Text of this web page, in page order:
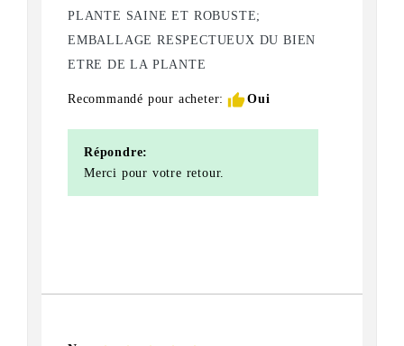
PLANTE SAINE ET ROBUSTE;
EMBALLAGE RESPECTUEUX DU BIEN
ETRE DE LA PLANTE
Recommandé pour acheter: thumb_upOui
Répondre:
Merci pour votre retour.